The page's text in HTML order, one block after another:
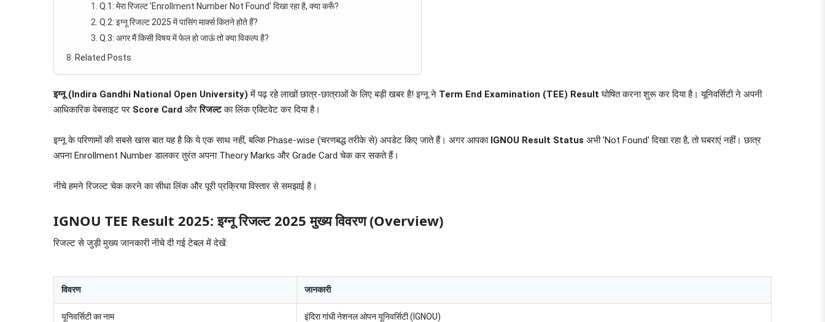
Q.1: मेरा रिजल्ट 'Enrollment Number Not Found' दिखा रहा है, क्या करूँ?
Q.2: इग्नू रिजल्ट 2025 में पासिंग मार्क्स कितने होते हैं?
Q.3: अगर मैं किसी विषय में फेल हो जाऊं तो क्या विकल्प है?
Related Posts
इग्नू (Indira Gandhi National Open University) में पढ़ रहे लाखों छात्र-छात्राओं के लिए बड़ी खबर है! इग्नू ने Term End Examination (TEE) Result घोषित करना शुरू कर दिया है। यूनिवर्सिटी ने अपनी
आधिकारिक वेबसाइट पर Score Card औररिजल्टका लिंक एक्टिवेट कर दिया है।
​इग्नू के परिणामों की सबसे खास बात यह है कि ये एक साथ नहीं, बल्कि Phase-wise (चरणबद्ध तरीके से) अपडेट किए जाते हैं। अगर आपका IGNOU Result Status अभी 'Not Found' दिखा रहा है, तो घबराएं नहीं। छात्र
अपना Enrollment Number डालकर तुरंत अपना Theory Marks और Grade Card चेक कर सकते हैं।
नीचे हमने रिजल्ट चेक करने का सीधा लिंक और पूरी प्रक्रिया विस्तार से समझाई है।
IGNOU TEE Result 2025: इग्नू रिजल्ट 2025 मुख्य विवरण (Overview)
रिजल्ट से जुड़ी मुख्य जानकारी नीचे दी गई टेबल में देखें:
विवरण जानकारी
यूनिवर्सिटी का नाम इंदिरा गांधी नेशनल ओपन यूनिवर्सिटी (IGNOU)